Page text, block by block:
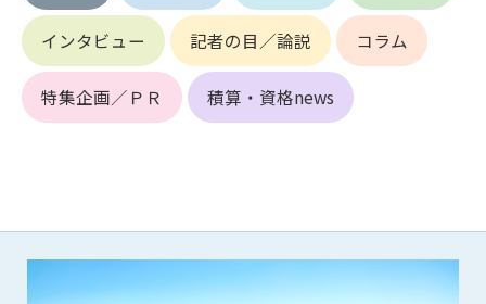
インタビュー 記者の目／論説 コラム
特集企画／ＰＲ 積算・資格news
(2) 第三者または管理者の財産、プライバシー等を侵害する行
為
(3) 第三者または管理者を誹謗中傷する行為
(4) 有害なコンピュータプログラム等を送信又は書き込む行為
(5) 第三者に不利益を与える行為
(10) 建設資料館から知り得た情報及びダウンロードした情報
を、営利を目的として第三者に転売し、または転売のため
に第三者に提供すること